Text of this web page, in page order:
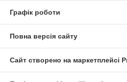
Графік роботи
Повна версія сайту
Сайт створено на маркетплейсі